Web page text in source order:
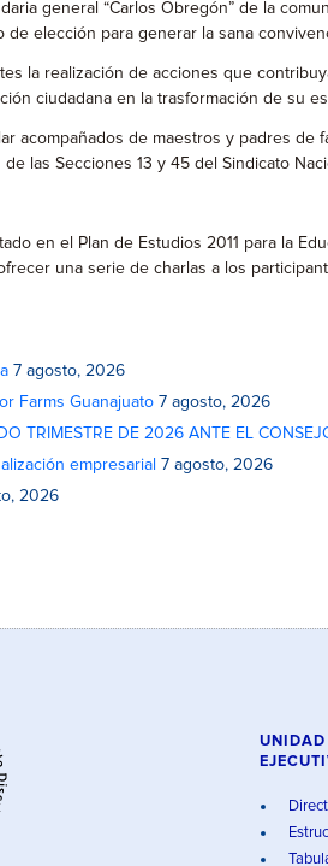
general “Carlos Obregón” de la
elección para generar la sana
la realización de acciones que
ciudadana en la trasformación de su
acompañados de maestros y padres
las Secciones 13 y 45 del Sindicato
en el Plan de Estudios 2011 para la
una serie de charlas a los
7 agosto, 2026
Farms Guanajuato 7 agosto, 2026
TRIMESTRE DE 2026 ANTE EL
empresarial 7 agosto, 2026
2026
UNIDAD